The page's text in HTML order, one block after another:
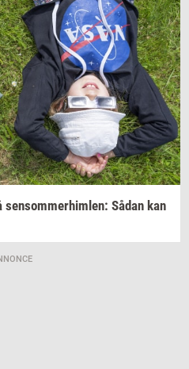
sen­som­mer­him­len: Sådan kan